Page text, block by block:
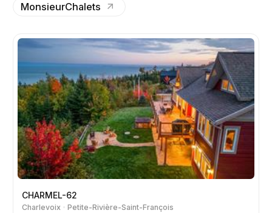
MonsieurChalets
CHARMEL-62
Charlevoix Petite-Rivière-Saint-François